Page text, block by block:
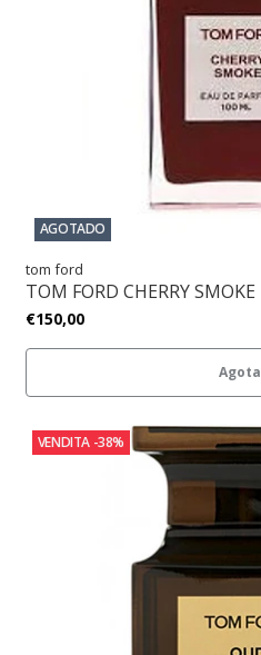
AGOTADO
tom ford
TOM FORD CHERRY
€150,00
VENDITA -38%